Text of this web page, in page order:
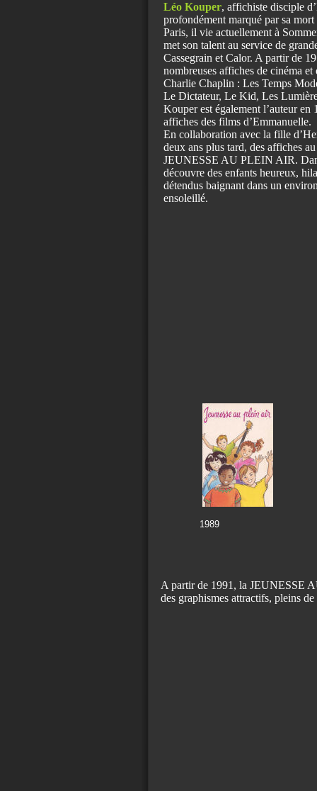
Léo Kouper, affichiste disciple
profondément marqué par sa
Paris, il vie actuellement à
met son talent au service de
Cassegrain et Calor. A partir de
nombreuses affiches de cinéma et
Charlie Chaplin : Les Temps
Le Dictateur, Le Kid, Les
Kouper est également l’auteur en
affiches des films d’Emmanuelle.
En collaboration avec la fille
deux ans plus tard, des affiches
JEUNESSE AU PLEIN AIR.
découvre des enfants heureux,
détendus baignant dans un
ensoleillé.
A partir de 1991, la JEUNESSE
des graphismes attractifs, pleins
1989